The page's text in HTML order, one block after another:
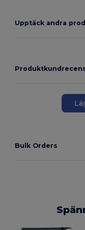
Upptäck andra
Bulk Orders